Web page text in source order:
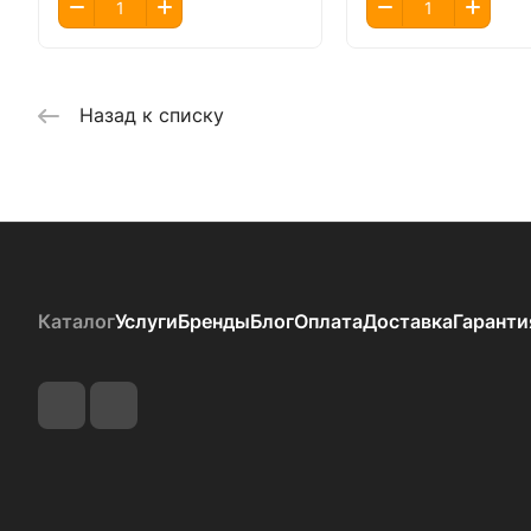
Назад к списку
КаталогУслугиБрендыБлогОплатаДоставка